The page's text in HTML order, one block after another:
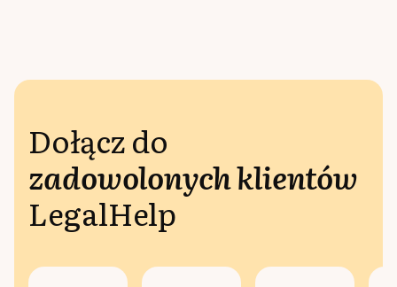
Dołącz do
zadowolonych klientów
LegalHelp